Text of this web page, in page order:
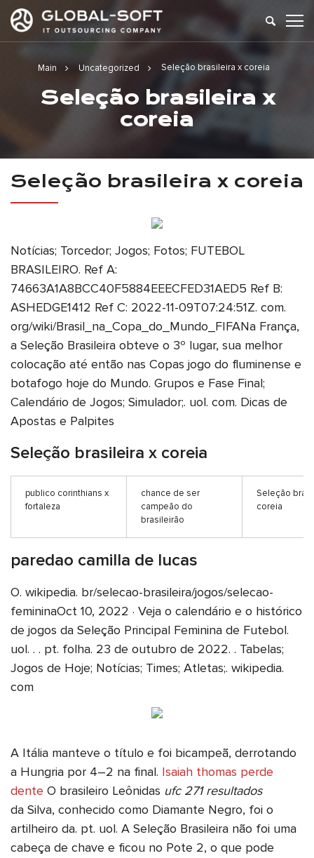
Main Uncategorized Seleção brasileira x coreia
Seleção brasileira x
coreia
Seleção brasileira x coreia
Notícias; Torcedor; Jogos; Fotos; FUTEBOL
BRASILEIRO. Ref A:
74663A1A8BCC40F5884EEECFED31AED5 Ref B:
ASHEDGE1412 Ref C: 2022-11-09T07:24:51Z. com.
org/wiki/Brasil_na_Copa_do_Mundo_FIFANa França,
a Seleção Brasileira obteve o 3º lugar, sua melhor
colocação até então nas Copas jogo do fluminense e
botafogo hoje do Mundo. Grupos e Fase Final;
Calendário de Jogos; Simulador;. uol. com. Dicas de
Apostas e Palpites
Seleção brasileira x coreia
publico corinthians x
fortaleza
chance de ser
campeão do
brasileirão
Seleção
coreia
paredao camilla de lucas
O. wikipedia. br/selecao-brasileira/jogos/selecao-
femininaOct 10, 2022 · Veja o calendário e o histórico
de jogos da Seleção Principal Feminina de Futebol.
uol. . . pt. folha. 23 de outubro de 2022. . Tabelas;
Jogos de Hoje; Notícias; Times; Atletas;. wikipedia.
com
A Itália manteve o título e foi bicampeã, derrotando
a Hungria por 4–2 na final. Isaiah thomas perde
dente O brasileiro Leônidas ufc 271 resultados
da Silva, conhecido como Diamante Negro, foi o
artilheiro da. pt. uol. A Seleção Brasileira não foi uma
cabeça de chave e ficou no Pote 2, o que pode